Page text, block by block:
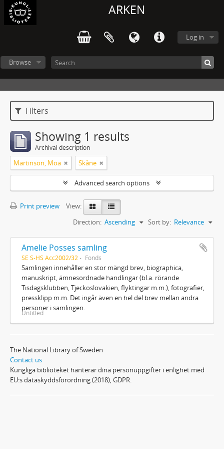
ARKEN
Log in
Browse
Filters
Showing 1 results
Archival description
Martinson, Moa Skåne
Advanced search options
Print preview
View:
Sort by: Relevance
Direction: Ascending
Amelie Posses samling
SE S-HS Acc2002/32 Fonds
Samlingen innehåller en stor mängd brev, biographica,
manuskript, ämnesordnade handlingar (bl.a. rörande
Tisdagsklubben, Tjeckoslovakien, flyktingar m.m.), fotografier,
pressklipp m.m. Det ingår även en hel del brev mellan andra
personer i samlingen.
Untitled
The National Library of Sweden
Contact us
Kungliga biblioteket hanterar dina personuppgifter i enlighet med
EU:s dataskyddsförordning (2018), GDPR.